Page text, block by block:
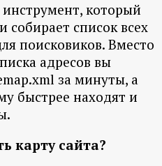
который
собирает список всех
поисковиков. Вместо
адресов вы
за минуты, а
быстрее находят и
карту сайта?